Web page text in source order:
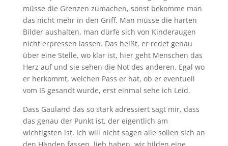
müsse die Grenzen zumachen, sonst bekomme man
das nicht mehr in den Griff. Man müsse die harten
Bilder aushalten, man dürfe sich von Kinderaugen
nicht erpressen lassen. Das heißt, er redet genau
über eine Stelle, wo klar ist, hier geht Menschen das
Herz auf und sie sehen die Not des anderen. Egal wo
er herkommt, welchen Pass er hat, ob er eventuell
vom IS gesandt wurde, erst einmal sehe ich Leid.
Dass Gauland das so stark adressiert sagt mir, dass
das genau der Punkt ist, der eigentlich am
wichtigsten ist. Ich will nicht sagen alle sollen sich an